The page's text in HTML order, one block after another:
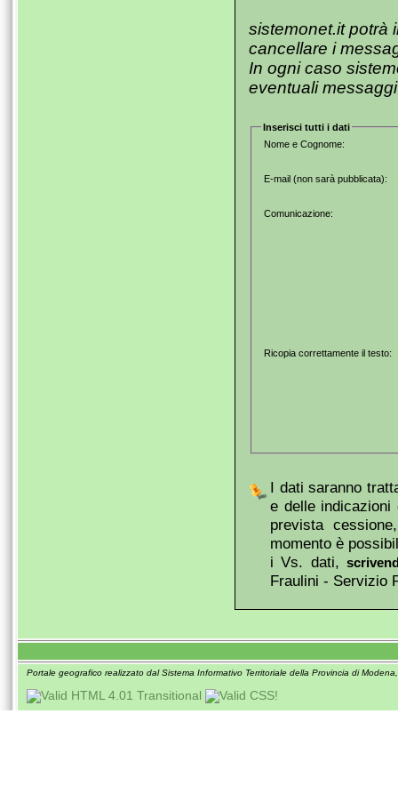
sistemonet.it potrà
cancellare i
In ogni caso
eventuali
Inserisci tutti i dati
Nome e Cognome:
E-mail (non sarà pubblicata):
Comunicazione:
Ricopia correttamente il testo:
I dati saranno
e delle indicazioni
prevista
momento è
i Vs. dati,
Fraulini - Servizio
Portale geografico realizzato dal Sistema Informativo Territoriale della Provincia di